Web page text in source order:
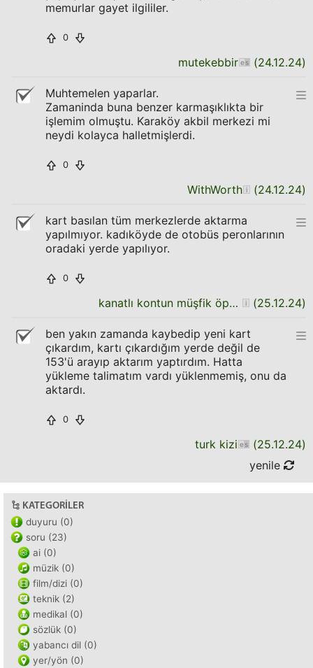
memurlar gayet ilgililer.
0
mutekebbir (24.12.24)
Muhtemelen yaparlar.
Zamaninda buna benzer karmaşıklıkta bir
işlemim olmuştu. Karaköy akbil merkezi mi
neydi kolayca halletmişlerdi.
0
WithWorth (24.12.24)
kart basılan tüm merkezlerde aktarma
yapılmıyor. kadıköyde de otobüs peronlarının
oradaki yerde yapılıyor.
0
kanatlı kontun müşfik öpücüğü (25.12.24)
ben yakın zamanda kaybedip yeni kart
çıkardım, kartı çıkardığım yerde değil de
153'ü arayıp aktarım yaptırdım. Hatta
yükleme talimatım vardı yüklenmemiş, onu da
aktardı.
0
turk kizi (25.12.24)
yenile
KATEGORILER
duyuru (0)
soru (23)
ai (0)
müzik (0)
film/dizi (0)
teknik (2)
medikal (0)
sözlük (0)
yabancı dil (0)
yer/yön (0)